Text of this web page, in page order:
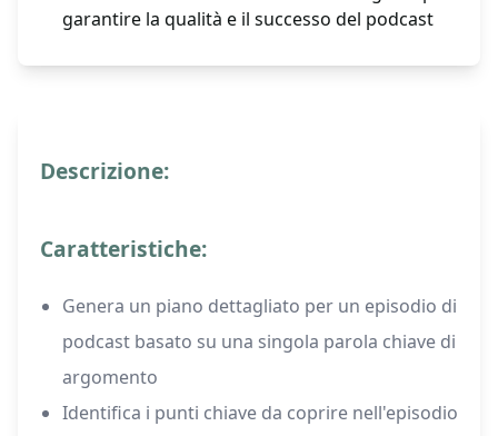
garantire la qualità e il successo del podcast
Descrizione:
Caratteristiche:
Genera un piano dettagliato per un episodio di
podcast basato su una singola parola chiave di
argomento
Identifica i punti chiave da coprire nell'episodio